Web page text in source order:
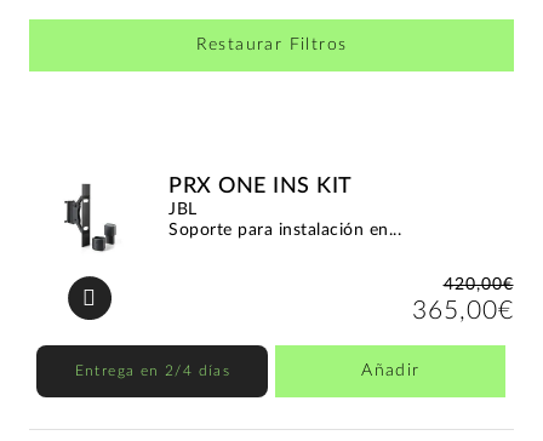
Restaurar Filtros
PRX ONE INS KIT
JBL
Soporte para instalación en...
420,00€
365,00€
Entrega en 2/4 días Añadir